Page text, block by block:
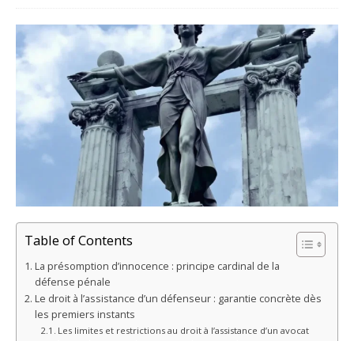
Table of Contents
La présomption d’innocence : principe cardinal de la
défense pénale
Le droit à l’assistance d’un défenseur : garantie concrète dès
les premiers instants
Les limites et restrictions au droit à l’assistance d’un avocat